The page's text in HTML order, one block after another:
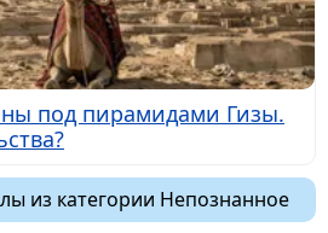
под пирамидами Гизы.
из категории Непознанное